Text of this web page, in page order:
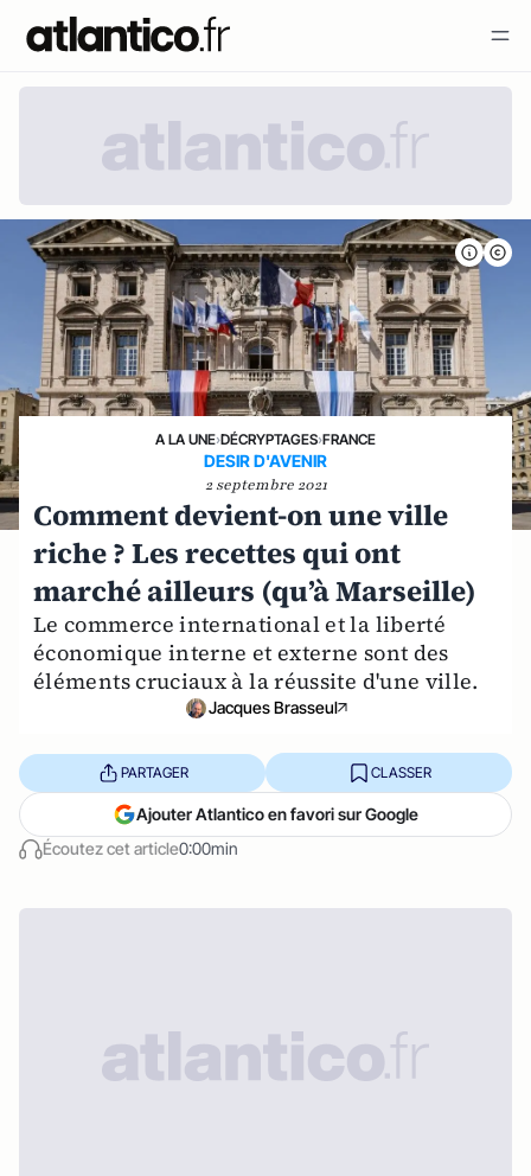
A LA UNE›DÉCRYPTAGES›FRANCE
DESIR D'AVENIR
2 septembre 2021
Comment devient-on une ville
riche ? Les recettes qui ont
marché ailleurs (qu’à Marseille)
Le commerce international et la liberté
économique interne et externe sont des
éléments cruciaux à la réussite d'une ville.
Jacques Brasseul
Écoutez cet article0:00min
PARTAGER CLASSER
Ajouter Atlantico en favori sur Google